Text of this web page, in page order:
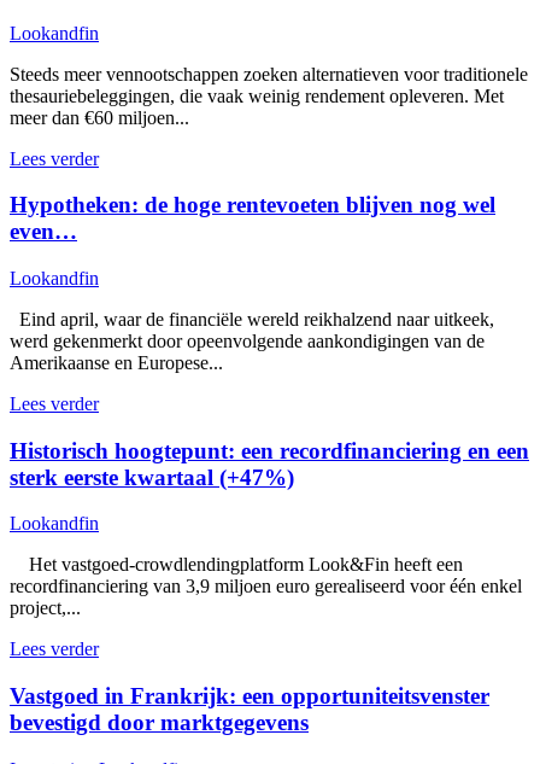
Lookandfin
Steeds meer vennootschappen zoeken alternatieven voor traditionele
thesauriebeleggingen, die vaak weinig rendement opleveren. Met
meer dan €60 miljoen...
Lees verder
Hypotheken: de hoge rentevoeten blijven nog wel
even…
Lookandfin
Eind april, waar de financiële wereld reikhalzend naar uitkeek,
werd gekenmerkt door opeenvolgende aankondigingen van de
Amerikaanse en Europese...
Lees verder
Historisch hoogtepunt: een recordfinanciering en een
sterk eerste kwartaal (+47%)
Lookandfin
Het vastgoed-crowdlendingplatform Look&Fin heeft een
recordfinanciering van 3,9 miljoen euro gerealiseerd voor één enkel
project,...
Lees verder
Vastgoed in Frankrijk: een opportuniteitsvenster
bevestigd door marktgegevens